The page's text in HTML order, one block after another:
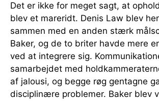
Det er ikke for meget sagt, at
blev et mareridt. Denis Law blev
sammen med en anden stærk
Baker, og de to briter havde mere
ved at integrere sig.
samarbejdet med
af jalousi, og begge røg gentagne
disciplinære problemer. Baker blev